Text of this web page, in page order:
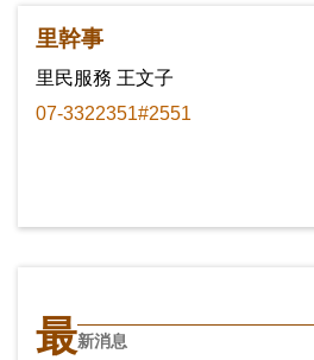
里幹事
里民服務 王文子
07-3322351#2551
最新消息